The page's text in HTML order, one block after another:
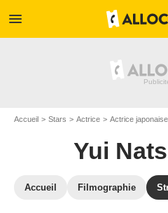
menu
Accueil Stars Actrice Actrice japonaise
Yui
Accueil Filmographie